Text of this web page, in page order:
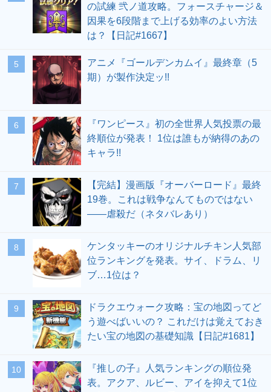
の試練 弐ノ道攻略。フォースチャージ＆
因果を6段階まで上げる効率のよい方法
は？【日記#1667】
アニメ『ゴールデンカムイ』最終章（5
期）が製作決定ッ!!
『ワンピース』初の全世界人気投票の最
終順位が発表！ 1位は誰もが納得のあの
キャラ!!
【完結】漫画版『オーバーロード』最終
19巻。これは戦争なんてものではない
――虐殺だ（ネタバレあり）
ケンタッキーのオリジナルチキン人気部
位ランキングを発表。サイ、ドラム、リ
ブ…1位は？
ドラクエウォーク攻略：宝の地図ってど
う遊べばいいの？ これだけは覚えておき
たい宝の地図の基礎知識【日記#1681】
『推しの子』人気ランキングの順位発
表。アクア、ルビー、アイを抑えて1位